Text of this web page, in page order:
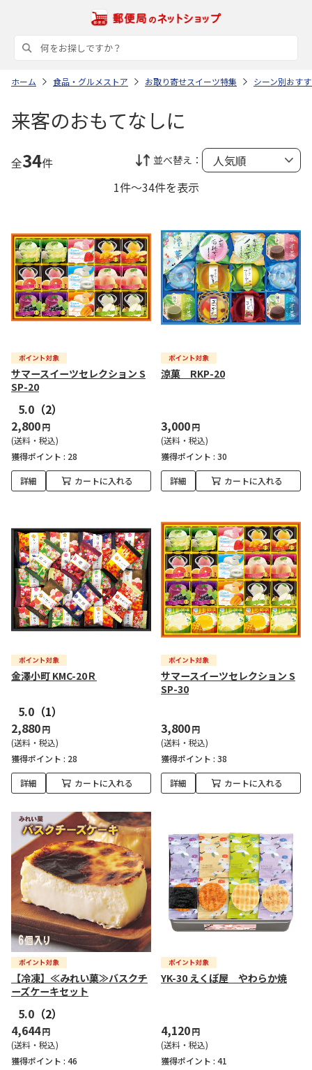
ホーム 食品・グルメストア お取り寄せスイーツ特集 シーン別おす
来客のおもてなしに
全34件 並べ替え：
1件～34件を表示
サマースイーツセレクション S
SP-20
5.0 （2）
2,800円
(送料・税込)
獲得ポイント : 28
詳細 カートに入れる
涼菓 RKP-20
3,000円
(送料・税込)
獲得ポイント : 30
詳細 カートに入れる
金澤小町 KMC-20Ｒ
5.0 （1）
2,880円
(送料・税込)
獲得ポイント : 28
詳細 カートに入れる
サマースイーツセレクション S
SP-30
3,800円
(送料・税込)
獲得ポイント : 38
詳細 カートに入れる
【冷凍】≪みれい菓≫バスクチ
ーズケーキセット
5.0 （2）
4,644円
(送料・税込)
獲得ポイント : 46
YK-30 えくぼ屋 やわらか焼
4,120円
(送料・税込)
獲得ポイント : 41